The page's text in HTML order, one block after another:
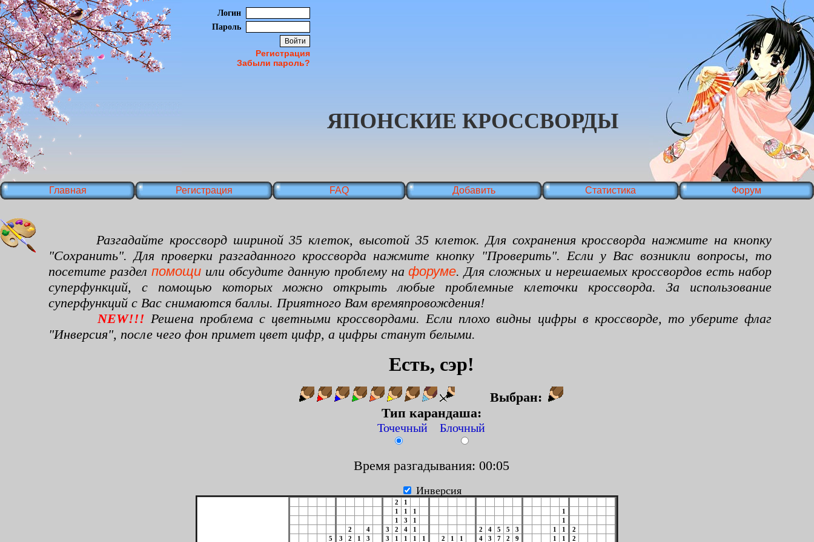
Логин
Пароль
Регистрация
Забыли пароль?
ЯПОНСКИЕ КРОССВОРДЫ
Главная Регистрация FAQ Добавить Статистика Форум
Разгадайте кроссворд шириной 35 клеток, высотой 35 клеток. Для сохранения кроссворда нажмите на кнопку
"Сохранить". Для проверки разгаданного кроссворда нажмите кнопку "Проверить". Если у Вас возникли вопросы, то
посетите раздел помощиили обсудите данную проблему нафоруме. Для сложных и нерешаемых кроссвордов есть набор
суперфункций, с помощью которых можно открыть любые проблемные клеточки кроссворда. За использование
суперфункций с Вас снимаются баллы. Приятного Вам времяпровождения!
NEW!!! Решена проблема с цветными кроссвордами. Если плохо видны цифры в кроссворде, то уберите флаг
"Инверсия", после чего фон примет цвет цифр, а цифры станут белыми.
Есть, сэр!
Выбран:
Тип карандаша:
Точечный Блочный
Время разгадывания: 00:06
Инверсия
2
1
1
1 1
1
1
3 1
1
2
4 3 2 4 1 2 4 5 5 3 1 1
2
5
3 2 1 3 3 1 1 1 1 2 1 1 4 3 7 2 9 1 1
2